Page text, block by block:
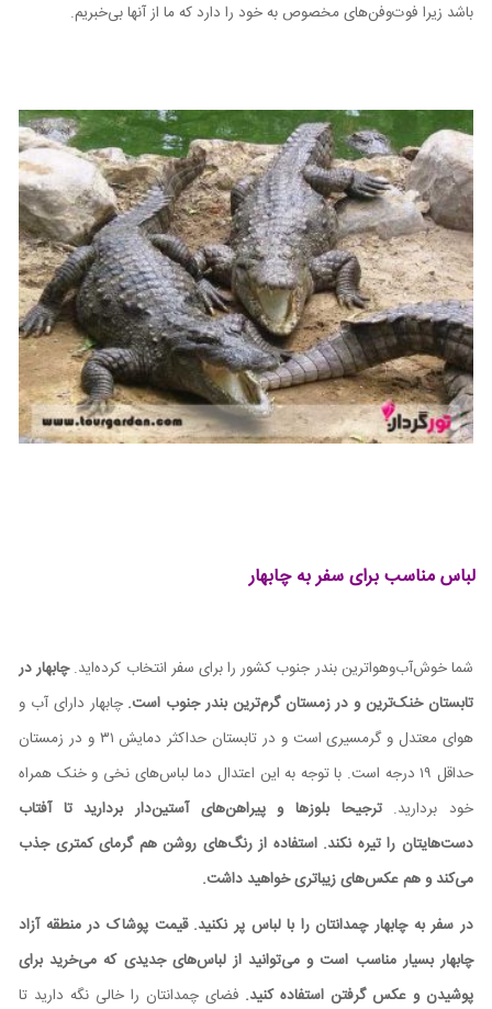
باشد زیرا فوت‌وفن‌های مخصوص به خود را دارد که ما از آنها بی‌خبریم.
لباس مناسب برای سفر به چابهار
شما خوش‌آب‌وهواترین بندر جنوب کشور را برای سفر انتخاب کرده‌اید.چابهار در
تابستان خنک‌ترین و در زمستان گرم‌ترین بندر جنوب است. چابهار دارای آب و
هوای معتدل و گرمسیری است و در تابستان حداکثر دمایش ۳۱ و در زمستان
حداقل ۱۹ درجه است. با توجه به این اعتدال دما لباس‌های نخی و خنک همراه
خود بردارید.ترجیحا بلوزها و پیراهن‌های آستین‌دار بردارید تا آفتاب
دست‌هایتان را تیره نکند.استفاده از رنگ‌های روشن هم گرمای کمتری جذب
می‌کند و هم عکس‌های زیباتری خواهید داشت.
در سفر به چابهار چمدانتان را با لباس پر نکنید. قیمت پوشاک در منطقه آزاد
چابهار بسیار مناسب است و می‌توانید از لباس‌های جدیدی که می‌خرید برای
پوشیدن و عکس گرفتن استفاده کنید. فضای چمدانتان را خالی نگه دارید تا